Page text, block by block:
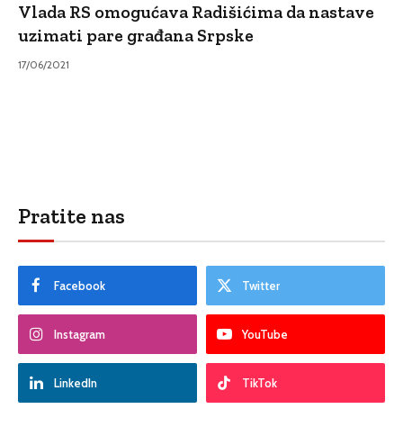
Vlada RS omogućava Radišićima da nastave
uzimati pare građana Srpske
17/06/2021
Pratite nas
Facebook Twitter
Instagram YouTube
LinkedIn TikTok